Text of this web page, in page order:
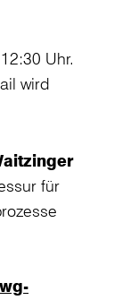
Uhr.
wird
für